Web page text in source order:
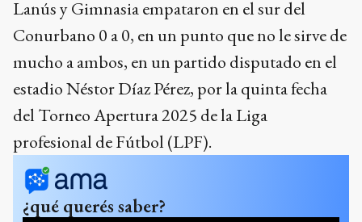
Lanús y Gimnasia empataron en el sur del
Conurbano 0 a 0, en un punto que no le sirve de
mucho a ambos, en un partido disputado en el
estadio Néstor Díaz Pérez, por la quinta fecha
del Torneo Apertura 2025 de la Liga
profesional de Fútbol (LPF).
¿qué querés saber?